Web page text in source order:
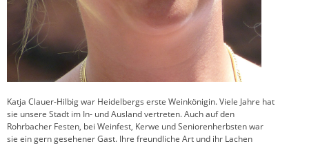
Katja Clauer-Hilbig war Heidelbergs erste Weinkönigin. Viele Jahre hat
sie unsere Stadt im In- und Ausland vertreten. Auch auf den
Rohrbacher Festen, bei Weinfest, Kerwe und Seniorenherbsten war
sie ein gern gesehener Gast. Ihre freundliche Art und ihr Lachen